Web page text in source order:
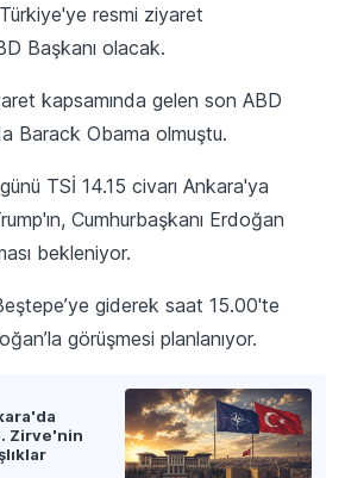
resmi ziyaret
Başkanı olacak.
kapsamında gelen son ABD
Barack Obama olmuştu.
TSİ 14.15 civarı Ankara'ya
Cumhurbaşkanı Erdoğan
bekleniyor.
giderek saat 15.00'te
görüşmesi planlanıyor.
Zirve'nin